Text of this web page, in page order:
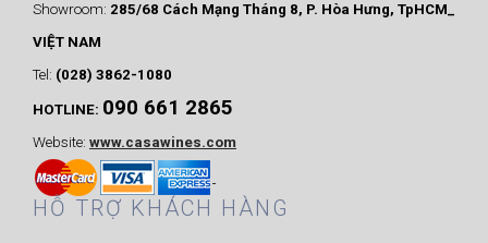
Showroom: 285/68 Cách Mạng Tháng 8, P. Hòa Hưng, TpHCM_
VIỆT NAM
Tel: (028) 3862-1080
HOTLINE: 090 661 2865
Website: www.casawines.com
HỖ TRỢ KHÁCH HÀNG